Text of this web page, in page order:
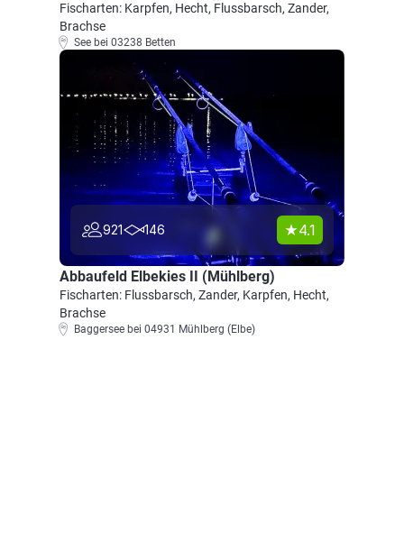
Fischarten: Karpfen, Hecht, Flussbarsch, Zander,
Brachse
See bei 03238 Betten
921 146 4.1
Abbaufeld Elbekies II (Mühlberg)
Fischarten: Flussbarsch, Zander, Karpfen, Hecht,
Brachse
Baggersee bei 04931 Mühlberg (Elbe)